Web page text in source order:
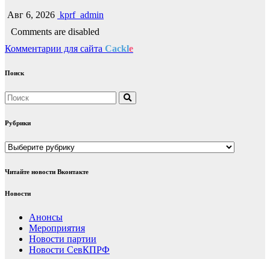
Авг 6, 2026 kprf_admin
Comments are disabled
Комментарии для сайта Cackle
Поиск
Рубрики
Рубрики
Читайте новости Вконтакте
Новости
Анонсы
Мероприятия
Новости партии
Новости СевКПРФ